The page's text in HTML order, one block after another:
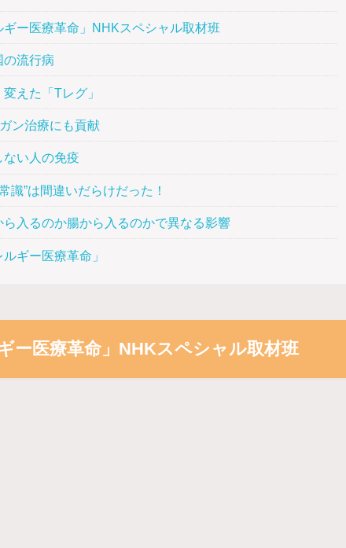
ー医療革命」NHKスペシャル取材班
の流行病
えた「Tレグ」
ン治療にも貢献
い人の免疫
識”は間違いだらけだった！
入るのか腸から入るのかで異なる影響
ギー医療革命」
ー医療革命」NHKスペシャル取材班